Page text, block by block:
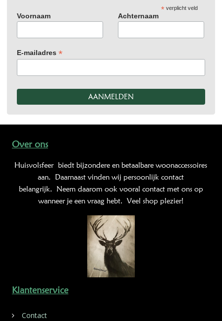
*verplicht veld
Voornaam Achternaam
E-mailadres *
Over ons
Huisvolsfeer biedt bijzondere en betaalbare woonaccessoires
aan. Daarnaast vinden wij persoonlijk contact
belangrijk. Neem daarom ook vooral contact met ons op
wanneer je een vraag hebt. Veel shop plezier!
Klantenservice
Contact